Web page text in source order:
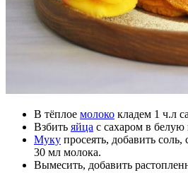
В тёплое молоко кладем 1 ч.л
Взбить яйца с сахаром в
Муку просеять, добавить
30 мл молока.
Вымесить, добавить